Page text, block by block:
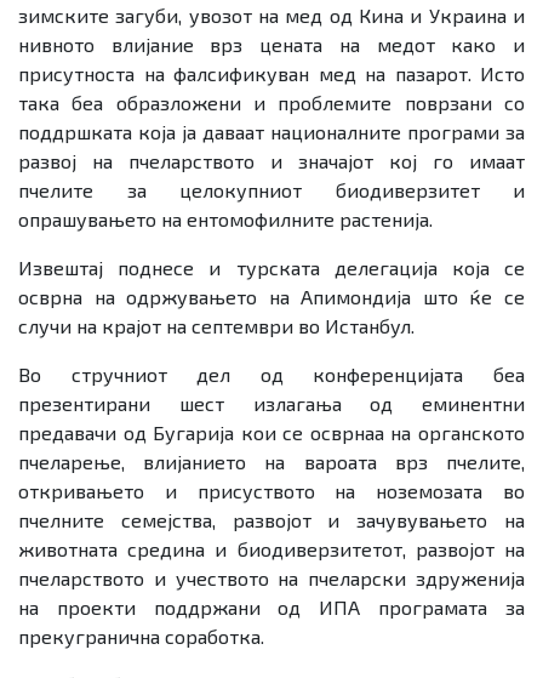
зимските загуби, увозот на мед од Кина и Украина и
нивното влијание врз цената на медот како и
присутноста на фалсификуван мед на пазарот. Исто
така беа образложени и проблемите поврзани со
поддршката која ја даваат националните програми за
развој на пчеларството и значајот кој го имаат
пчелите за целокупниот биодиверзитет и
опрашувањето на ентомофилните растенија.
Извештај поднесе и турската делегација која се
осврна на одржувањето на Апимондија што ќе се
случи на крајот на септември во Истанбул.
Во стручниот дел од конференцијата беа
презентирани шест излагања од еминентни
предавачи од Бугарија кои се осврнаа на органското
пчеларење, влијанието на вароата врз пчелите,
откривањето и присуството на ноземозата во
пчелните семејства, развојот и зачувувањето на
животната средина и биодиверзитетот, развојот на
пчеларството и учеството на пчеларски здруженија
на проекти поддржани од ИПА програмата за
прекугранична соработка.